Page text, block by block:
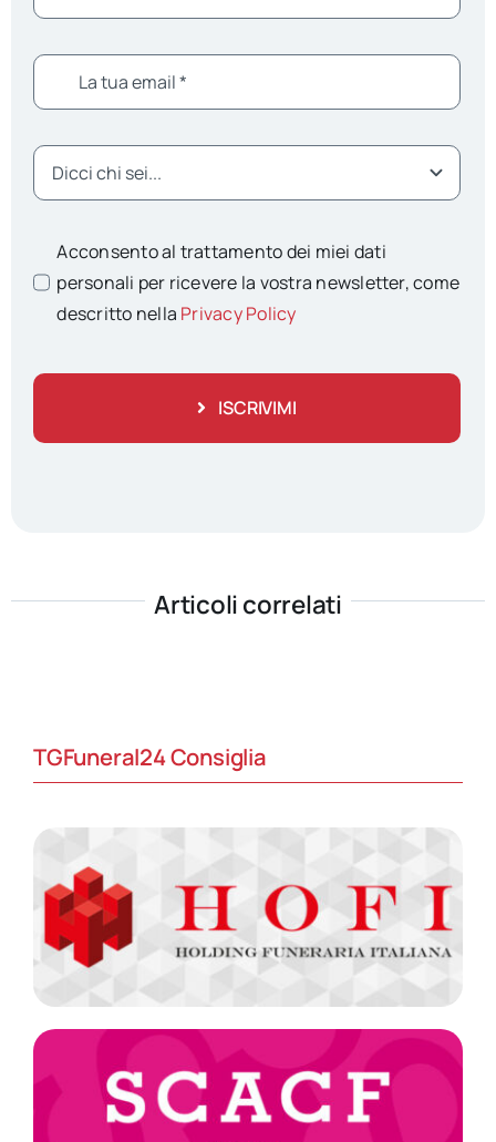
Acconsento al trattamento dei miei dati
personali per ricevere la vostra newsletter, come
descritto nella Privacy Policy
ISCRIVIMI
Articoli correlati
TGFuneral24 Consiglia